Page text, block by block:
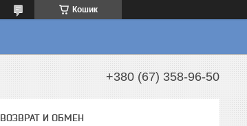
Кошик
+380 (67) 358-96-50
ВОЗВРАТ И ОБМЕН